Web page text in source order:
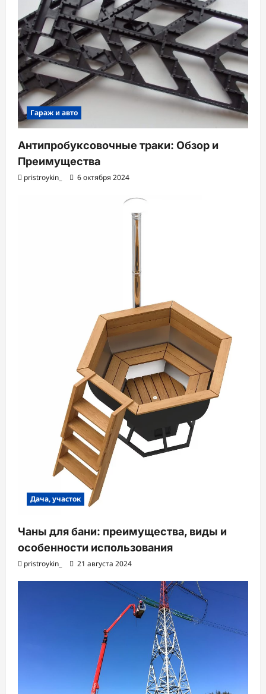
Гараж и авто
Антипробуксовочные траки: Обзор и
Преимущества
pristroykin_ 6 октября 2024
Дача, участок
Чаны для бани: преимущества, виды и
особенности использования
pristroykin_ 21 августа 2024